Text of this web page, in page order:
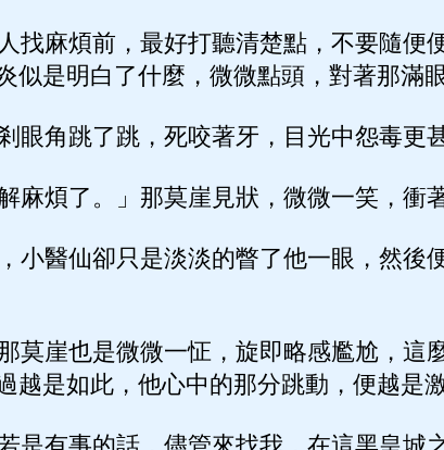
找麻煩前，最好打聽清楚點，不要隨便
似是明白了什麼，微微點頭，對著那滿
角跳了跳，死咬著牙，目光中怨毒更甚
煩了。」那莫崖見狀，微微一笑，衝
小醫仙卻只是淡淡的瞥了他一眼，然後
莫崖也是微微一怔，旋即略感尷尬，這
越是如此，他心中的那分跳動，便越是激